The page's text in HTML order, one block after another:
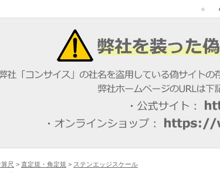
尺 > 直定規・角定規 > ステンエッジスケール